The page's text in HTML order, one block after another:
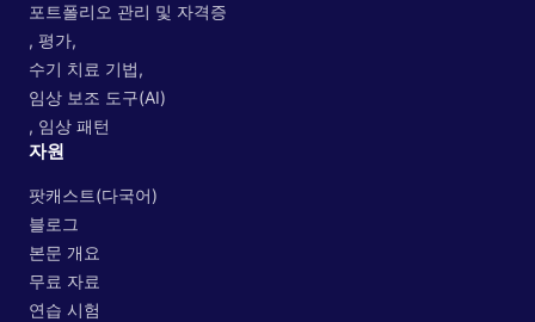
포트폴리오 관리 및 자격증
, 평가,
수기 치료 기법,
임상 보조 도구(AI)
, 임상 패턴
자원
팟캐스트(다국어)
블로그
본문 개요
무료 자료
연습 시험